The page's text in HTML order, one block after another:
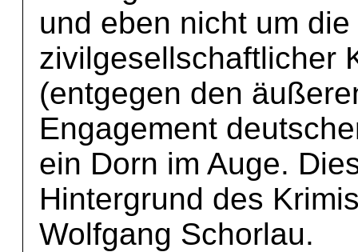
und eben nicht um
zivilgesellschaftlicher
(entgegen den
Engagement
ein Dorn im Auge.
Hintergrund des
Wolfgang Schorlau.